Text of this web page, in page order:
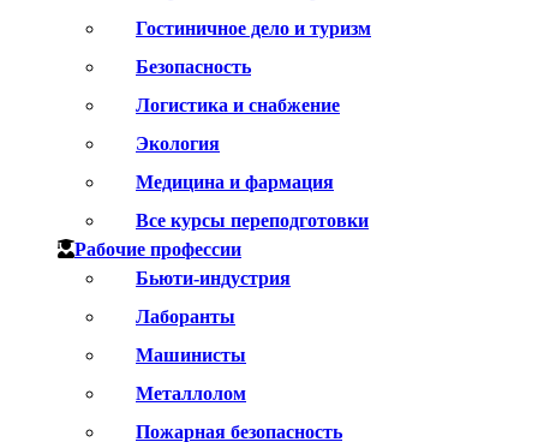
Гостиничное дело и туризм
Безопасность
Логистика и снабжение
Экология
Медицина и фармация
Все курсы переподготовки
Рабочие профессии
Бьюти-индустрия
Лаборанты
Машинисты
Металлолом
Пожарная безопасность